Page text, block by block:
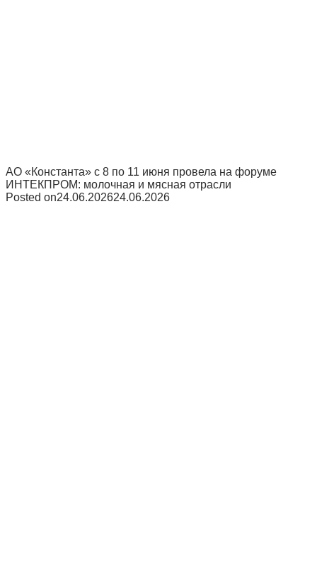
АО «Константа» с 8 по 11 июня провела на форуме
ИНТЕКПРОМ: молочная и мясная отрасли
Posted on24.06.202624.06.2026